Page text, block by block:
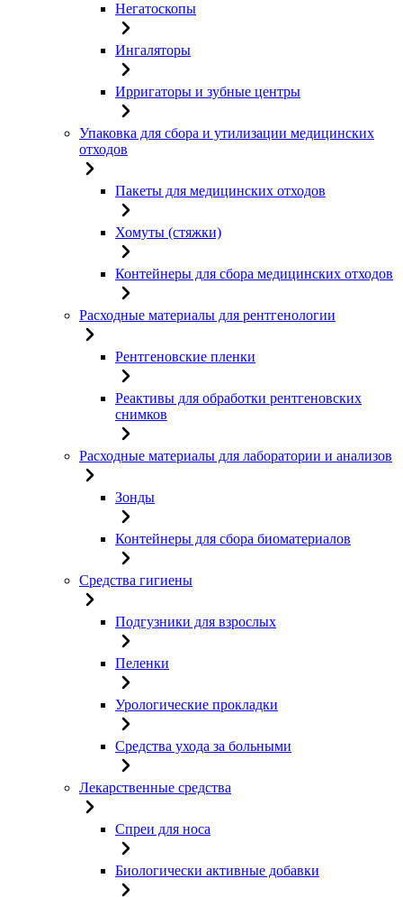
Негатоскопы
Ингаляторы
Ирригаторы и зубные центры
Упаковка для сбора и утилизации медицинских
отходов
Пакеты для медицинских отходов
Хомуты (стяжки)
Контейнеры для сбора медицинских отходов
Расходные материалы для рентгенологии
Рентгеновские пленки
Реактивы для обработки рентгеновских
снимков
Расходные материалы для лаборатории и анализов
Зонды
Контейнеры для сбора биоматериалов
Средства гигиены
Подгузники для взрослых
Пеленки
Урологические прокладки
Средства ухода за больными
Лекарственные средства
Спреи для носа
Биологически активные добавки